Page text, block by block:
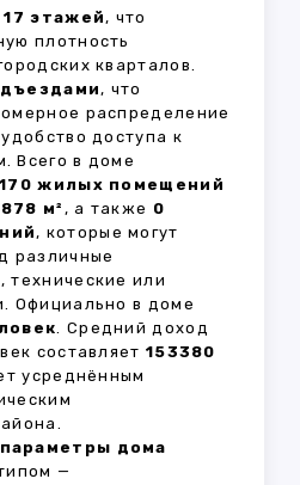
17 этажей, что
плотность
кварталов.
, что
распределение
доступа к
Всего в доме
170 жилых помещений
м² , а также 0
, которые могут
различные
технические или
Официально в доме
. Средний доход
составляет 153380
усреднённым
дома
—